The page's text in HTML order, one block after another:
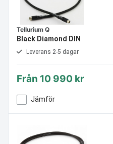
Tellurium Q
Black Diamond DIN
Leverans 2-5 dagar
Från 10 990 kr
Jämför